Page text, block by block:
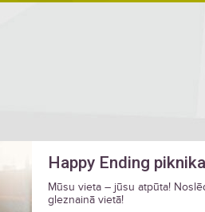
Happy Ending
Mūsu vieta – jūsu atpūta!
gleznainā vietā!